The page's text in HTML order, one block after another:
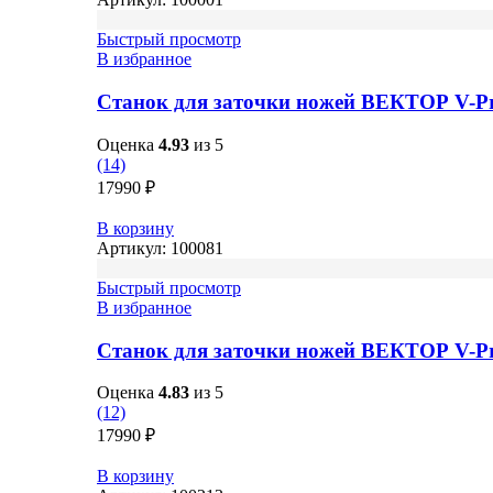
Быстрый просмотр
В избранное
Станок для заточки ножей ВЕКТОР V-
Оценка 4.93 из 5
(14)
17990 ₽
В корзину
Артикул: 100081
Быстрый просмотр
В избранное
Станок для заточки ножей ВЕКТОР V-
Оценка 4.83 из 5
(12)
17990 ₽
В корзину